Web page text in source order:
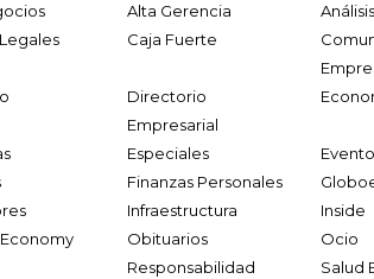
Alta Gerencia
Análisis
Caja Fuerte
Directorio
Empresarial
Especiales
Finanzas Personales
Infraestructura
Inside
Obituarios
Ocio
Responsabilidad
Salud